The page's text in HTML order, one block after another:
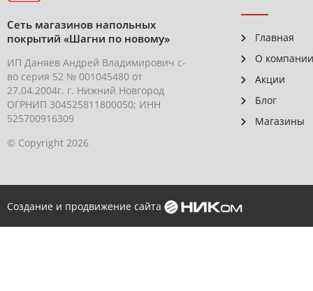
Сеть магазинов напольных
покрытий «Шагни по новому»
ИП Даняев Андрей Владимирович с-
во серия 52 № 001045480 от
27.04.2004г. г. Нижний Новгород
ОГРНИП 304525811800050; ИНН
525700916309
© Copyright 2026
Главная
О компании
Акции
Блог
Магазины
Создание и продвижение сайта